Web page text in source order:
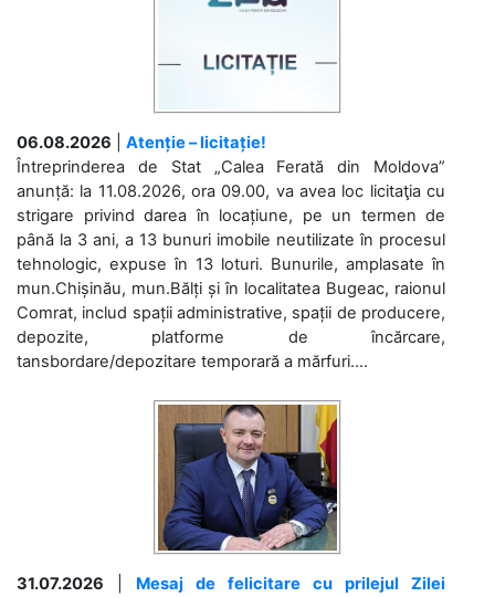
06.08.2026
Atenție – licitație!
Întreprinderea de Stat „Calea Ferată din Moldova”
anunță: la 11.08.2026, ora 09.00, va avea loc licitaţia cu
strigare privind darea în locațiune, pe un termen de
până la 3 ani, a 13 bunuri imobile neutilizate în procesul
tehnologic, expuse în 13 loturi. Bunurile, amplasate în
mun.Chișinău, mun.Bălți și în localitatea Bugeac, raionul
Comrat, includ spații administrative, spații de producere,
depozite, platforme de încărcare,
tansbordare/depozitare temporară a mărfuri....
31.07.2026
Mesaj de felicitare cu prilejul Zilei